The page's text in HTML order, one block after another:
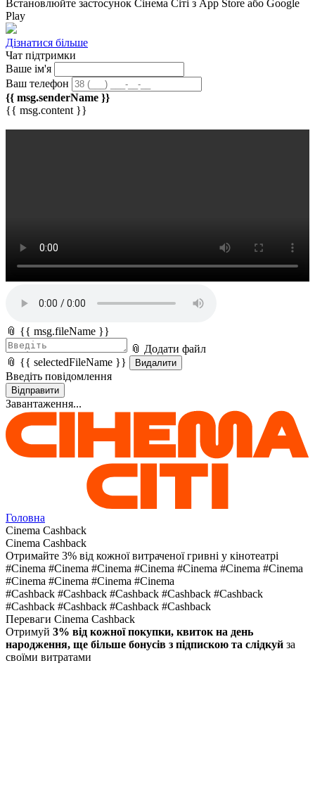
Встановлюйте застосунок Сінема Сіті з App Store або Google
Play
Дізнатися більше
Чат підтримки
Ваше ім'я
Ваш телефон
{{ msg.senderName }}
{{ msg.content }}
📎 {{ msg.fileName }}
📎 Додати файл
📎 {{ selectedFileName }}
Видалити
Введіть повідомлення
Відправити
Завантаження...
Головна
Cinema Cashback
Cinema Cashback
Отримайте 3% від кожної витраченої гривні у кінотеатрі
#Cinema #Cinema #Cinema #Cinema #Cinema #Cinema #Cinema
#Cinema #Cinema #Cinema #Cinema
#Cashback #Cashback #Cashback #Cashback #Cashback
#Cashback #Cashback #Cashback #Cashback
Переваги Cinema Cashback
Отримуй 3% від кожної покупки, квиток на день
народження, ще більше бонусів з підпискою та слідкуй за
своїми витратами